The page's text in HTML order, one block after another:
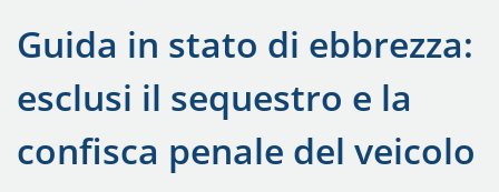
Guida in stato di ebbrezza:
esclusi il sequestro e la
confisca penale del veicolo